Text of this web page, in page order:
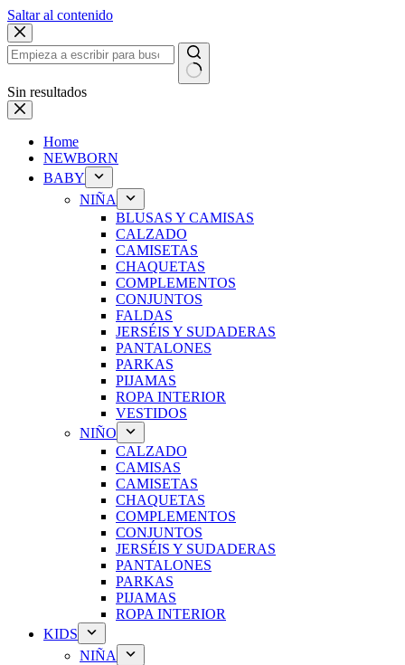
Saltar al contenido
Sin resultados
Home
NEWBORN
BABY
NIÑA
BLUSAS Y CAMISAS
CALZADO
CAMISETAS
CHAQUETAS
COMPLEMENTOS
CONJUNTOS
FALDAS
JERSÉIS Y SUDADERAS
PANTALONES
PARKAS
PIJAMAS
ROPA INTERIOR
VESTIDOS
NIÑO
CALZADO
CAMISAS
CAMISETAS
CHAQUETAS
COMPLEMENTOS
CONJUNTOS
JERSÉIS Y SUDADERAS
PANTALONES
PARKAS
PIJAMAS
ROPA INTERIOR
KIDS
NIÑA